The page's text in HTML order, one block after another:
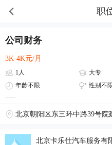
职
公司财务
3K-4K元/月
1人
大专
年龄不限
性别不
北京朝阳区东三环中路39号院
北京卡乐仕汽车服务有